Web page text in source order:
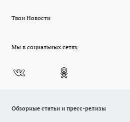
Твои Новости
Мы в социальных сетях
Обзорные статьи и пресс-релизы